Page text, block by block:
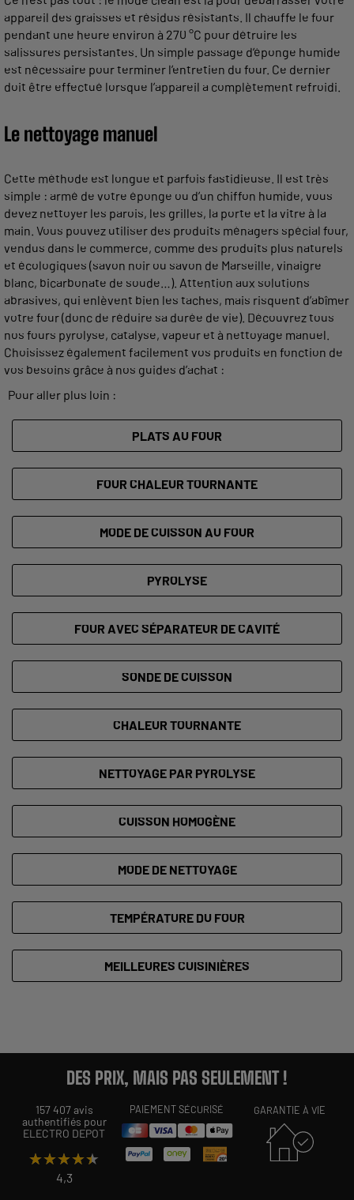
appareil des graisses et résidus résistants. Il chauffe le four
pendant une heure environ à 270 °C pour détruire les
salissures persistantes. Un simple passage d’éponge humide
est nécessaire pour terminer l’entretien du four. Ce dernier
doit être effectué lorsque l’appareil a complètement refroidi.
Le nettoyage manuel
Cette méthode est longue et parfois fastidieuse. Il est très
simple : armé de votre éponge ou d’un chiffon humide, vous
devez nettoyer les parois, les grilles, la porte et la vitre à la
main. Vous pouvez utiliser des produits ménagers spécial four,
vendus dans le commerce, comme des produits plus naturels
et écologiques (savon noir ou savon de Marseille, vinaigre
blanc, bicarbonate de soude…). Attention aux solutions
abrasives, qui enlèvent bien les taches, mais risquent d’abîmer
votre four (donc de réduire sa durée de vie). Découvrez tous
nos fours pyrolyse, catalyse, vapeur et à nettoyage manuel.
Choisissez également facilement vos produits en fonction de
vos besoins grâce à nos guides d’achat :
Pour aller plus loin :
PLATS AU FOUR
FOUR CHALEUR TOURNANTE
MODE DE CUISSON AU FOUR
PYROLYSE
FOUR AVEC SÉPARATEUR DE CAVITÉ
SONDE DE CUISSON
CHALEUR TOURNANTE
NETTOYAGE PAR PYROLYSE
CUISSON HOMOGÈNE
MODE DE NETTOYAGE
TEMPÉRATURE DU FOUR
MEILLEURES CUISINIÈRES
DES PRIX, MAIS PAS SEULEMENT !
157 407 avis
authentifiés pour
ELECTRO DEPOT
★★★★★
★★★★★
4,3
PAIEMENT SÉCURISÉ GARANTIE À VIE